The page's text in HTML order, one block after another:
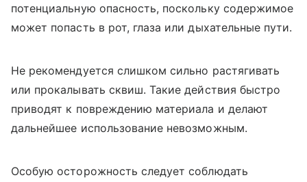
потенциальную опасность, поскольку содержимое
может попасть в рот, глаза или дыхательные пути.
Не рекомендуется слишком сильно растягивать
или прокалывать сквиш. Такие действия быстро
приводят к повреждению материала и делают
дальнейшее использование невозможным.
Особую осторожность следует соблюдать